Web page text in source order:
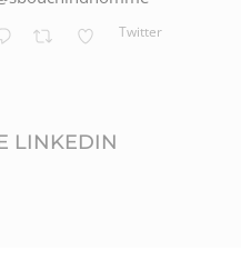
Twitter
LINKEDIN